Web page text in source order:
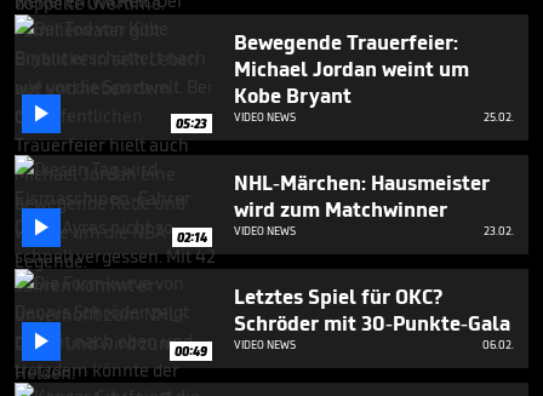
 05:23
Bewegende Trauerfeier:
Michael Jordan weint um
Kobe Bryant
VIDEO NEWS 25.02.
 02:14
NHL-Märchen: Hausmeister
wird zum Matchwinner
VIDEO NEWS 23.02.
 00:49
Letztes Spiel für OKC?
Schröder mit 30-Punkte-Gala
VIDEO NEWS 06.02.